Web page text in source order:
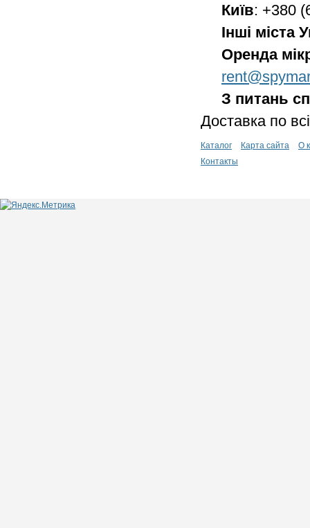
Київ: +380
Інші міста
Оренда
З питань
Доставка по
Каталог Карта сайта
О
Контакты